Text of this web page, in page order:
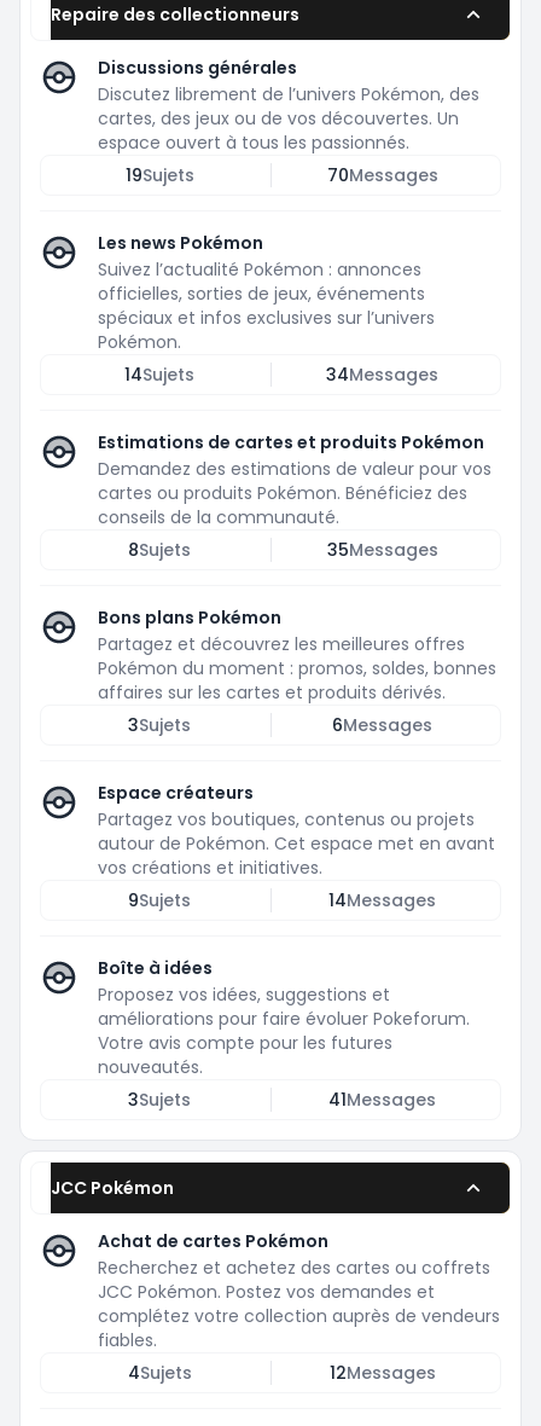
Repaire des collectionneurs
Discussions générales
Discutez librement de l’univers Pokémon, des
cartes, des jeux ou de vos découvertes. Un
espace ouvert à tous les passionnés.
19Sujets 70Messages
Les news Pokémon
Suivez l’actualité Pokémon : annonces
officielles, sorties de jeux, événements
spéciaux et infos exclusives sur l’univers
Pokémon.
14Sujets 34Messages
Estimations de cartes et produits Pokémon
Demandez des estimations de valeur pour vos
cartes ou produits Pokémon. Bénéficiez des
conseils de la communauté.
8Sujets 35Messages
Bons plans Pokémon
Partagez et découvrez les meilleures offres
Pokémon du moment : promos, soldes, bonnes
affaires sur les cartes et produits dérivés.
3Sujets 6Messages
Espace créateurs
Partagez vos boutiques, contenus ou projets
autour de Pokémon. Cet espace met en avant
vos créations et initiatives.
9Sujets 14Messages
Boîte à idées
Proposez vos idées, suggestions et
améliorations pour faire évoluer Pokeforum.
Votre avis compte pour les futures
nouveautés.
3Sujets 41Messages
JCC Pokémon
Achat de cartes Pokémon
Recherchez et achetez des cartes ou coffrets
JCC Pokémon. Postez vos demandes et
complétez votre collection auprès de vendeurs
fiables.
4Sujets 12Messages